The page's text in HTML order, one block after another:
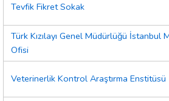
Tevfik Fikret Sokak
Türk Kızılayı Genel Müdürlüğü İstanbul
Ofisi
Veterinerlik Kontrol Araştırma Enstitüsü